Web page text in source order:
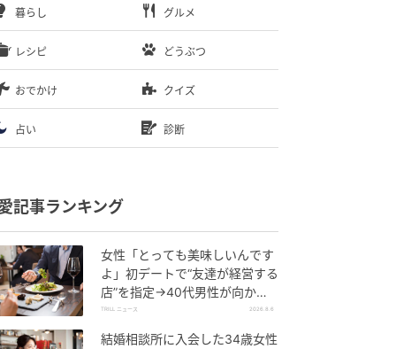
暮らし グルメ
レシピ どうぶつ
おでかけ クイズ
占い 診断
記事ランキング
女性「とっても美味しいんです
よ」初デートで“友達が経営する
店”を指定→40代男性が向かう
が…待ち受けていた“悲惨な結
TRILL ニュース 2026.8.6
結婚相談所に入会した34歳女性